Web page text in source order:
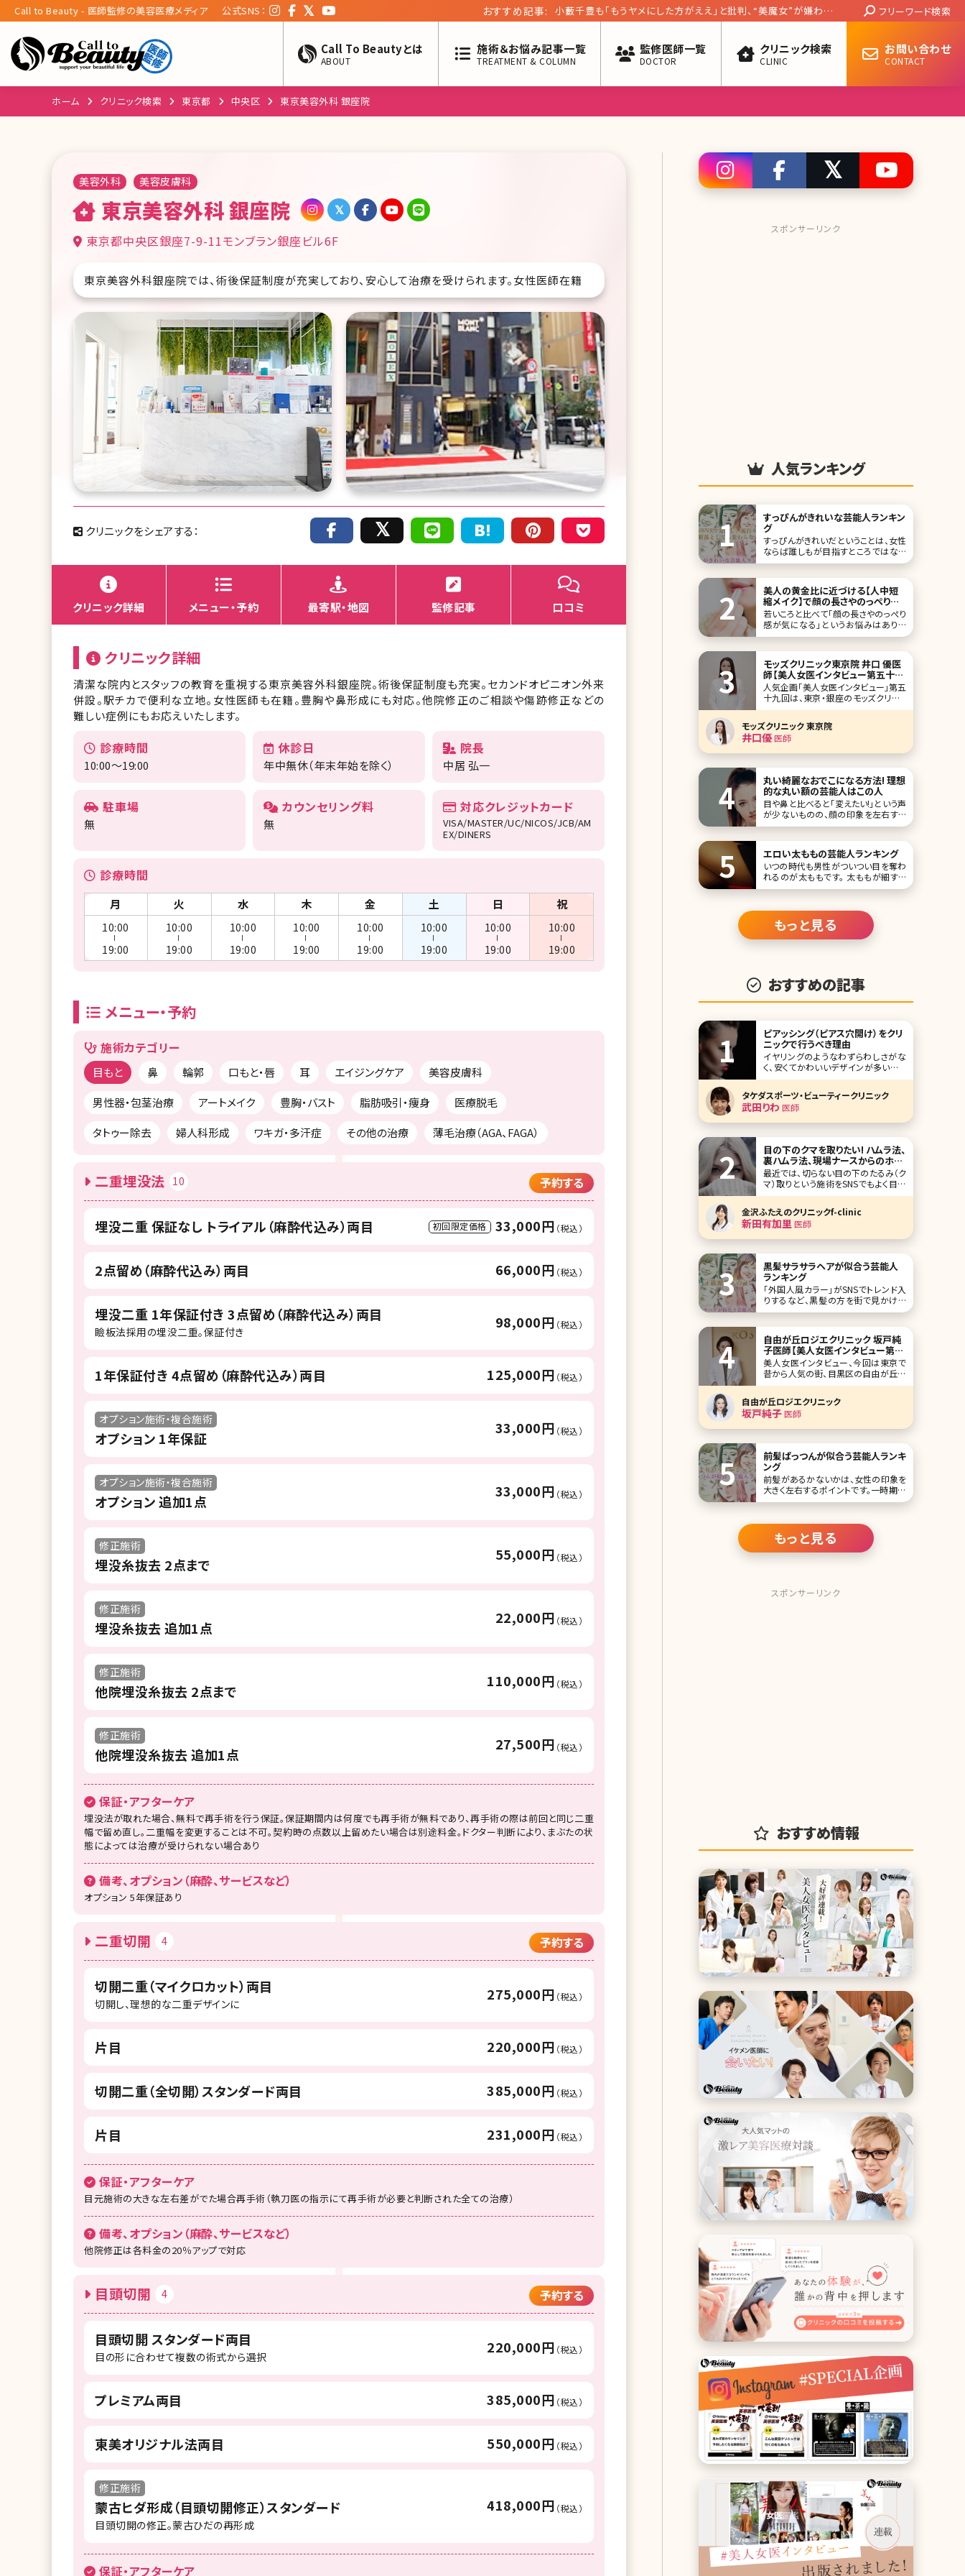
Call to Beauty - 医師監修の美容医療メディア 公式SNS： おすすめ記事:
夏バテの原因と予防・軽減に摂りたい美容クリニック専売のサプリ
Search:
フリーワード検索
Call To Beautyとは
ABOUT
施術＆お悩み記事一覧
TREATMENT & COLUMN
監修医師一覧
DOCTOR
クリニック検索
CLINIC
お問い合わせ
CONTACT
ホーム クリニック検索 東京都 中央区 東京美容外科 銀座院
美容外科 美容皮膚科
東京美容外科 銀座院
東京都中央区銀座7-9-11モンブラン銀座ビル6F
東京美容外科銀座院では、術後保証制度が充実しており、安心して治療を受けられます。女性医師在籍
クリニックをシェアする：
クリニック詳細 メニュー・予約 最寄駅・地図 監修記事 口コミ
クリニック詳細
清潔な院内とスタッフの教育を重視する東京美容外科銀座院。術後保証制度も充実。セカンドオピニオン外来
併設。駅チカで便利な立地。女性医師も在籍。豊胸や鼻形成にも対応。他院修正のご相談や傷跡修正などの
難しい症例にもお応えいたします。
診療時間
10:00～19:00
休診日
年中無休（年末年始を除く）
院長
中居 弘一
駐車場
無
カウンセリング料
無
対応クレジットカード
VISA/MASTER/UC/NICOS/JCB/AM
EX/DINERS
診療時間
月 火 水 木 金 土 日 祝
10:00
19:00
10:00
19:00
10:00
19:00
10:00
19:00
10:00
19:00
10:00
19:00
10:00
19:00
10:00
19:00
メニュー・予約
施術カテゴリー
目もと 鼻 輪郭 口もと・唇 耳 エイジングケア
美容皮膚科
男性器・包茎治療
アートメイク 豊胸・バスト 脂肪吸引・痩身
医療脱毛
タトゥー除去
婦人科形成 ワキガ・多汗症 その他の治療 薄毛治療（AGA、FAGA）
二重埋没法 10 予約する
埋没二重 保証なし トライアル（麻酔代込み）両目 初回限定価格 33,000円 （税込）
2点留め（麻酔代込み）両目 66,000円 （税込）
埋没二重 1年保証付き 3点留め（麻酔代込み）両目
瞼板法採用の埋没二重。保証付き
98,000円 （税込）
1年保証付き 4点留め（麻酔代込み）両目 125,000円 （税込）
オプション施術・複合施術
オプション 1年保証
33,000円 （税込）
オプション施術・複合施術
オプション 追加1点
33,000円 （税込）
修正施術
埋没糸抜去 2点まで
55,000円 （税込）
修正施術
埋没糸抜去 追加1点
22,000円 （税込）
修正施術
他院埋没糸抜去 2点まで
110,000円 （税込）
修正施術
他院埋没糸抜去 追加1点
27,500円 （税込）
保証・アフターケア
埋没法が取れた場合、無料で再手術を行う保証。保証期間内は何度でも再手術が無料であり、再手術の際は前回と同じ二重
幅で留め直し。二重幅を変更することは不可。契約時の点数以上留めたい場合は別途料金。ドクター判断により、まぶたの状
態によっては治療が受けられない場合あり
備考、オプション（麻酔、サービスなど）
オプション 5年保証あり
二重切開 4 予約する
切開二重（マイクロカット）両目
切開し、理想的な二重デザインに
275,000円 （税込）
片目 220,000円 （税込）
切開二重（全切開）スタンダード両目 385,000円 （税込）
片目 231,000円 （税込）
保証・アフターケア
目元施術の大きな左右差がでた場合再手術（執刀医の指示にて再手術が必要と判断された全ての治療）
備考、オプション（麻酔、サービスなど）
他院修正は各料金の20％アップで対応
目頭切開 4 予約する
目頭切開 スタンダード両目
目の形に合わせて複数の術式から選択
220,000円 （税込）
プレミアム両目 385,000円 （税込）
東美オリジナル法両目 550,000円 （税込）
修正施術
蒙古ヒダ形成（目頭切開修正）スタンダード
目頭切開の修正。蒙古ひだの再形成
418,000円 （税込）
保証・アフターケア
スポンサーリンク
人気ランキング
すっぴんがきれいな芸能人ランキン
グ
すっぴんがきれいだということは、女性
ならば誰しもが目指すところではない
でしょうか。 メイクするにも、素肌のき
前提としてもそこはしっかりとケアして
おきたいものです。 近年では芸能人の
すっぴん画像もよく公開されています
が、今回はその中でもすっぴんがきれ
いな芸能人をラ
美人の黄金比に近づける【人中短
縮メイク】で顔の長さやのっぺり感
を解消!
若いころと比べて「顔の長さやのっぺり
感が気になる」というお悩みはありま
せんか?キレイにメイクを仕上げても、
かなか難しいですよね。そんなお悩み
を解決してくれるのが、鼻と唇の距離を
近づけて見せる「人中短縮メイク」。 そ
こで今回は、顔ののっぺり感を解消し
て、美人の黄金
モッズクリニック東京院 井口 優医
師【美人女医インタビュー第五十九
回】
人気企画「美人女医インタビュー」第五
十九回は、東京・銀座のモッズクリニッ
ク（Mods Clinic）東京院の井口優（いぐ
ちゆう）先生です。 そのこだわりから脂
肪吸引・脂肪注入で指名が多い銀座の
モッズクリニック。海外からの患者さん
も多く、日帰りや一泊二日で脂肪吸引
モッズクリニック 東京院
井口優医師
丸い綺麗なおでこになる方法! 理想
的な丸い額の芸能人はこの人
目や鼻と比べると「変えたい!」という声
が少ないものの、顔の印象を左右する
パーツがおでこです。皆さんは自分の
ていて、芸能人でもおでこの整形をして
いる人が少なく
エロい太ももの芸能人ランキング
いつの時代も男性がついつい目を奪わ
れるのが太ももです。 太ももが細すぎ
る女性は男性にはウケません。程よい
ーな太ももは男性から見て「エロい」と
感じさせます。 男性が思わず見惚れて
しまうようなエロく、セクシー
もっと見る
おすすめの記事
ピアッシング（ピアス穴開け）をクリ
ニックで行うべき理由
イヤリングのようなわずらわしさがな
く、安くてかわいいデザインが多いピア
ス。海外では子供のうちからピアスホ
ールを開けておしゃれを楽しむ習慣が
ありますが、日本では高校生くらいで初
めてピアッシングをする人が多いようで
す。自分でできる器具も売られています
タケダスポーツ・ビューティークリニック
武田りわ 医師
目の下のクマを取りたい! ハムラ法、
裏ハムラ法、現場ナースからのホン
トのメリット・デメリット解説
最近では、切らない目の下のたるみ（ク
マ）取りという施術をSNSでもよく目に
するようになりました。目の下に黄色い
多くいると思います。そういった動画や
投稿では、目の下にある眼下脂肪とい
うものを除去しています。SNSで目にす
金沢ふたえのクリニックf-clinic
新田有加里 医師
黒髪サラサラヘアが似合う芸能人
ランキング
「外国人風カラー」がSNSでトレンド入
りするなど、黒髪の方を街で見かける
ことは少なくなってきています。ですが、
験があるのではないでしょうか。 一度
はなってみたいと思わせる“黒髪が似
合う芸能人”を、ランキング形式で10人
ご紹介していきます。 第1位仲間由紀恵
自由が丘ロジエクリニック 坂戸純
子医師【美人女医インタビュー第二
十一回】
美人女医インタビュー、今回は東京で
昔から人気の街、目黒区の自由が丘に
ある自由が丘ロジエクリニックの坂戸
純子院長です。 大学は建築学科に入
り、そこから医学部を受け直したという
珍しい経歴。美容医療に対する並々な
らぬ熱い思いを語ってくれました。 ご自
クライフバランス
自由が丘ロジエクリニック
坂戸純子医師
前髪ぱっつんが似合う芸能人ランキ
ング
前髪があるかないかは、女性の印象を
大きく左右するポイントです。一時期は
「子供っぽい」と敬遠されていましたが、
する人も増えてきています。 そこで今回
は、前髪ぱっつんが似合っており、今後
の参考にしていただきたい女性芸能人
をランキング形式でご紹介していきまし
もっと見る
スポンサーリンク
おすすめ情報